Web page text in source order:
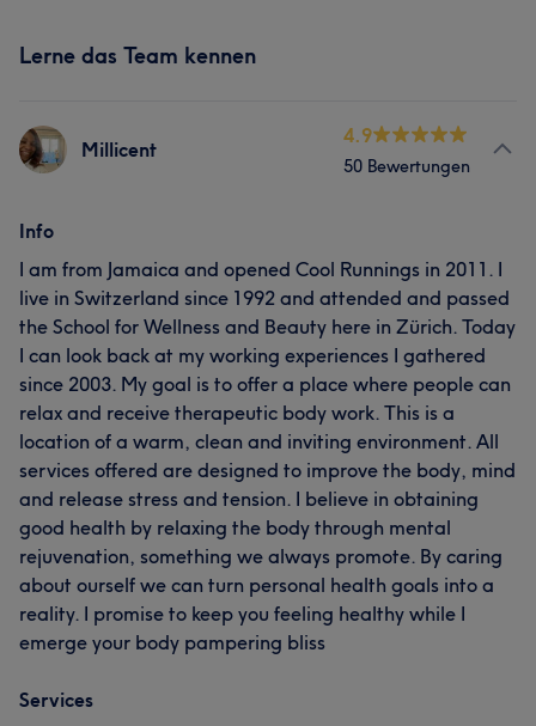
Lerne das Team kennen
Millicent
4.9
50 Bewertungen
Info
I am from Jamaica and opened Cool Runnings in 2011. I
live in Switzerland since 1992 and attended and passed
the School for Wellness and Beauty here in Zürich. Today
I can look back at my working experiences I gathered
since 2003. My goal is to offer a place where people can
relax and receive therapeutic body work. This is a
location of a warm, clean and inviting environment. All
services offered are designed to improve the body, mind
and release stress and tension. I believe in obtaining
good health by relaxing the body through mental
rejuvenation, something we always promote. By caring
about ourself we can turn personal health goals into a
reality. I promise to keep you feeling healthy while I
emerge your body pampering bliss
Services